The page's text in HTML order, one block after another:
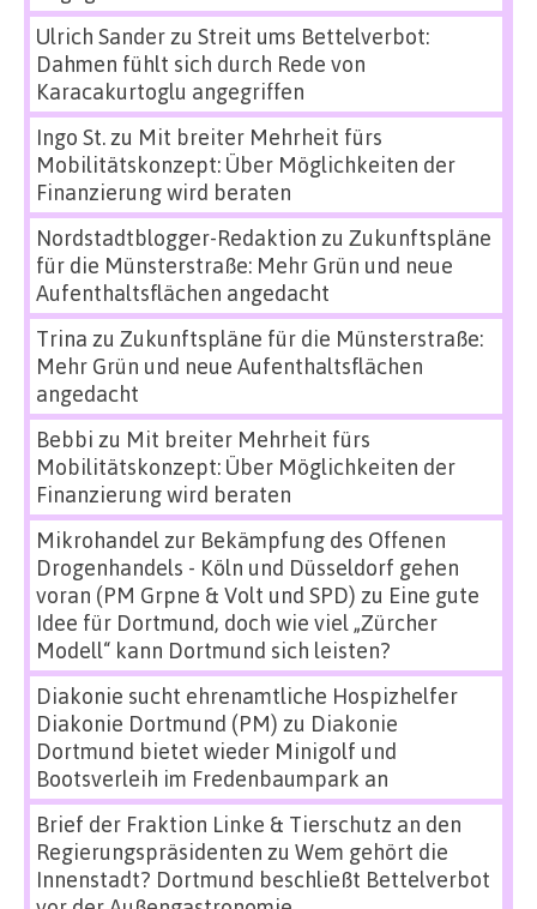
Ulrich Sanderzu Streit ums Bettelverbot:
Dahmen fühlt sich durch Rede von
Karacakurtoglu angegriffen
Ingo St.zu Mit breiter Mehrheit fürs
Mobilitätskonzept: Über Möglichkeiten der
Finanzierung wird beraten
Nordstadtblogger-Redaktion zu Zukunftspläne
für die Münsterstraße: Mehr Grün und neue
Aufenthaltsflächen angedacht
Trina zu Zukunftspläne für die Münsterstraße:
Mehr Grün und neue Aufenthaltsflächen
angedacht
Bebbi zu Mit breiter Mehrheit fürs
Mobilitätskonzept: Über Möglichkeiten der
Finanzierung wird beraten
Mikrohandel zur Bekämpfung des Offenen
Drogenhandels - Köln und Düsseldorf gehen
voran (PM Grpne & Volt und SPD) zu Eine gute
Idee für Dortmund, doch wie viel „Zürcher
Modell“ kann Dortmund sich leisten?
Diakonie sucht ehrenamtliche Hospizhelfer
Diakonie Dortmund (PM) zu Diakonie
Dortmund bietet wieder Minigolf und
Bootsverleih im Fredenbaumpark an
Brief der Fraktion Linke & Tierschutz an den
Regierungspräsidenten zu Wem gehört die
Innenstadt? Dortmund beschließt Bettelverbot